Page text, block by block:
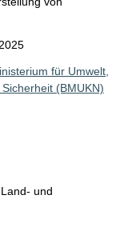
für Umwelt,
(BMUKN)
Land- und